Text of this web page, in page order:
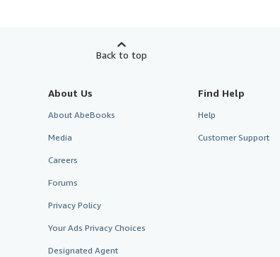
Back to top
About Us
About AbeBooks
Media
Careers
Forums
Privacy Policy
Your Ads Privacy Choices
Designated Agent
Find Help
Help
Customer Support